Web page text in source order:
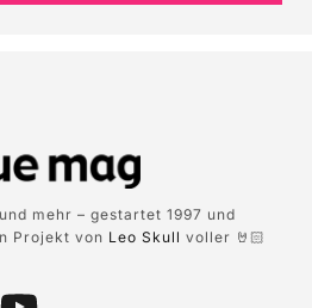
mehr – gestartet 1997 und
Projekt von Leo Skull voller 🤘🏻